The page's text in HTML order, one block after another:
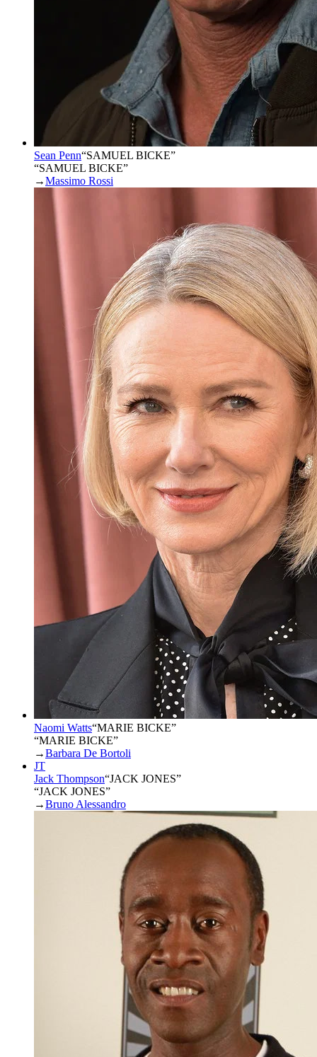
Sean Penn“SAMUEL BICKE”
“SAMUEL BICKE”
→Massimo Rossi
Naomi Watts“MARIE BICKE”
“MARIE BICKE”
→Barbara De Bortoli
JT
Jack Thompson“JACK JONES”
“JACK JONES”
→Bruno Alessandro